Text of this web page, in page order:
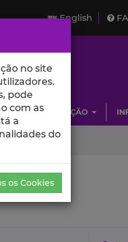
English
INVESTIGAÇÃO
no site
pode
com as
a
do
os Cookies